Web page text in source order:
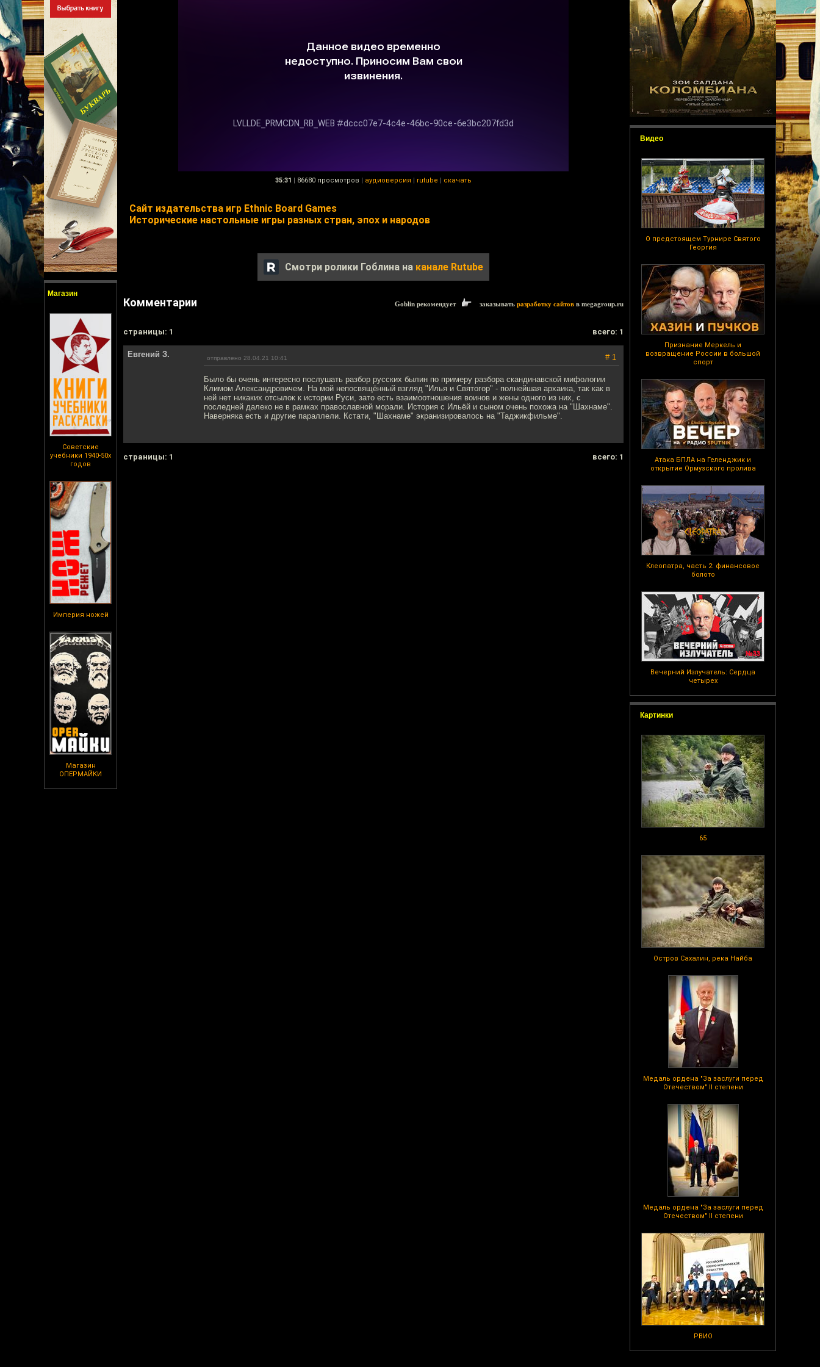
Магазин
Советские
учебники 1940-50х
годов
Империя ножей
Магазин
ОПЕРМАЙКИ
Видео
О предстоящем Турнире Святого
Георгия
Признание Меркель и
возвращение России в большой
спорт
Атака БПЛА на Геленджик и
открытие Ормузского пролива
Клеопатра, часть 2: финансовое
болото
Вечерний Излучатель: Сердца
четырех
Картинки
65
Остров Сахалин, река Найба
Медаль ордена "За заслуги перед
Отечеством" II степени
Медаль ордена "За заслуги перед
Отечеством" II степени
РВИО
35:31 | 86680 просмотров | аудиоверсия | rutube | скачать
Сайт издательства игр Ethnic Board Games
Исторические настольные игры разных стран, эпох и народов
Смотри ролики Гоблина на канале Rutube
Комментарии Goblin рекомендует заказывать разработку сайтов в megagroup.ru
cтраницы: 1 всего: 1
Евгений З. отправлено 28.04.21 10:41 # 1
Было бы очень интересно послушать разбор русских былин по примеру разбора скандинавской мифологии
Климом Александровичем. На мой непосвящённый взгляд "Илья и Святогор" - полнейшая архаика, так как в
ней нет никаких отсылок к истории Руси, зато есть взаимоотношения воинов и жены одного из них, с
последней далеко не в рамках православной морали. История с Ильёй и сыном очень похожа на "Шахнаме".
Наверняка есть и другие параллели. Кстати, "Шахнаме" экранизировалось на "Таджикфильме".
cтраницы: 1 всего: 1